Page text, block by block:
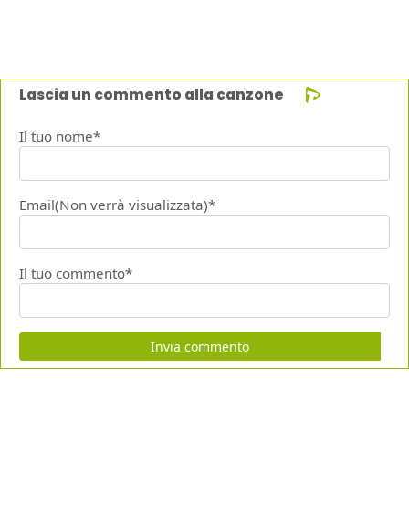
Lascia un commento alla canzone
Il tuo nome*
Email(Non verrà visualizzata)*
Il tuo commento*
Invia commento